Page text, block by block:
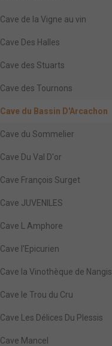
Cave de la Vigne au vin
Cave Des Halles
Cave des Stuarts
Cave des Tournons
Cave du Bassin D'Arcachon
Cave du Sommelier
Cave Du Val D'or
Cave François Surget
Cave JUVENILES
Cave L Amphore
Cave l'Epicurien
Cave la Vinothèque de Nangis
Cave le Trou du Cru
Cave Les Délices Du Plessis
Cave Mancel